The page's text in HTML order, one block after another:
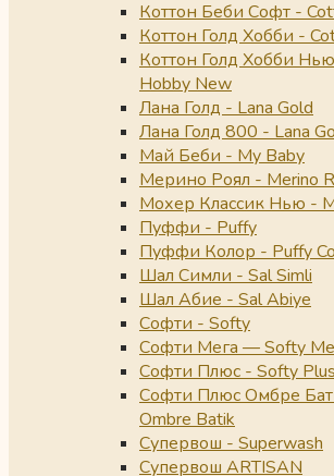
Коттон Беби Софт -
Коттон Голд Хобби -
Коттон Голд Хобби
Hobby New
Лана Голд - Lana Gold
Лана Голд 800 - Lana
Май Беби - My Baby
Мерино Роял - Merino
Мохер Классик Нью -
Пуффи - Puffy
Пуффи Колор - Puffy
Шал Симли - Sal Simli
Шал Абие - Sal Abiye
Софти - Softy
Софти Мега — Softy
Софти Плюс - Softy Plus
Софти Плюс Омбре
Ombre Batik
Супервош - Superwash
Супервош ARTISAN